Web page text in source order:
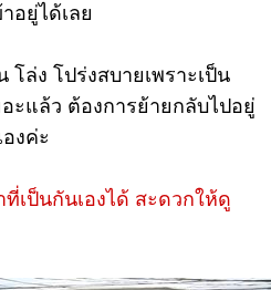
อยู่ได้เลย
ล่ง โปร่งสบายเพราะเป็น
ะแล้ว ต้องการย้ายกลับไปอยู่
งค่ะ
เป็นกันเองได้ สะดวกให้ดู